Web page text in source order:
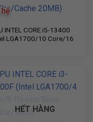
INTEL CORE i5-13400
LGA1700/10 Core/16
HẾT HÀNG